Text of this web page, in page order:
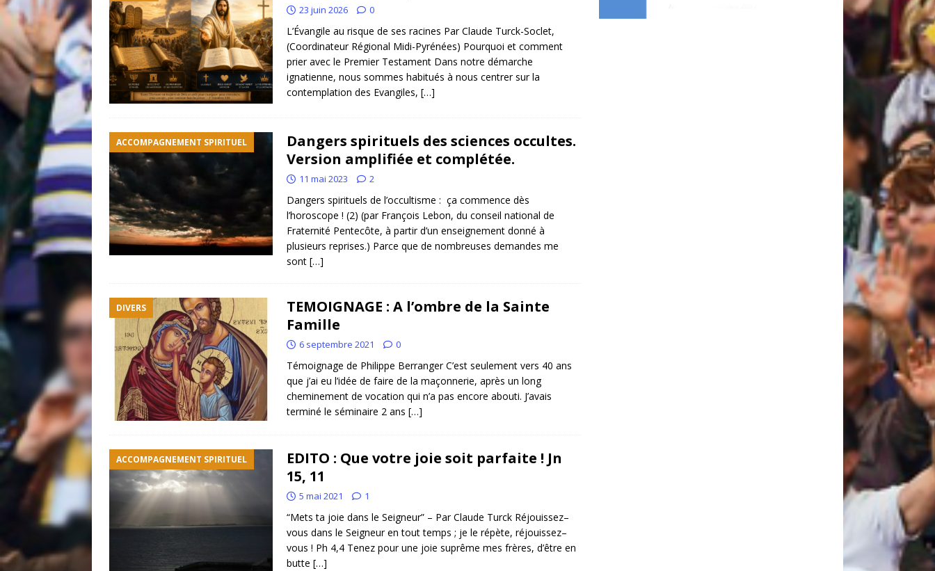
23 juin 2026 0
L’Évangile au risque de ses racines Par Claude Turck-Soclet,
(Coordinateur Régional Midi-Pyrénées) Pourquoi et comment
prier avec le Premier Testament Dans notre démarche
ignatienne, nous sommes habitués à nous centrer sur la
contemplation des Evangiles, […]
ACCOMPAGNEMENT SPIRITUEL
Dangers spirituels des sciences occultes.
Version amplifiée et complétée.
11 mai 2023 2
Dangers spirituels de l’occultisme : ça commence dès
l’horoscope ! (2) (par François Lebon, du conseil national de
Fraternité Pentecôte, à partir d’un enseignement donné à
plusieurs reprises.) Parce que de nombreuses demandes me
sont […]
DIVERS
TEMOIGNAGE : A l’ombre de la Sainte
Famille
6 septembre 2021 0
Témoignage de Philippe Berranger C’est seulement vers 40 ans
que j’ai eu l’idée de faire de la maçonnerie, après un long
cheminement de vocation qui n’a pas encore abouti. J’avais
terminé le séminaire 2 ans […]
ACCOMPAGNEMENT SPIRITUEL
EDITO : Que votre joie soit parfaite ! Jn
15, 11
5 mai 2021 1
“Mets ta joie dans le Seigneur” – Par Claude Turck Réjouissez–
vous dans le Seigneur en tout temps ; je le répète, réjouissez–
vous ! Ph 4,4 Tenez pour une joie suprême mes frères, d’être en
butte […]